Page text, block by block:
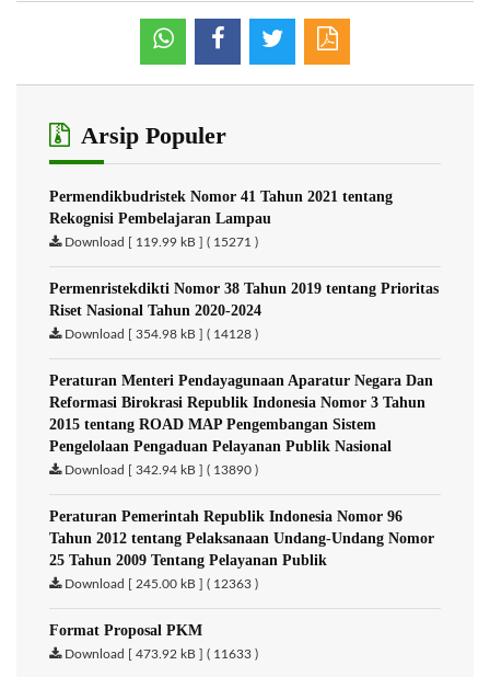
Arsip Populer
Permendikbudristek Nomor 41 Tahun 2021 tentang
Rekognisi Pembelajaran Lampau
Download [ 119.99 kB ] ( 15271 )
Permenristekdikti Nomor 38 Tahun 2019 tentang Prioritas
Riset Nasional Tahun 2020-2024
Download [ 354.98 kB ] ( 14128 )
Peraturan Menteri Pendayagunaan Aparatur Negara Dan
Reformasi Birokrasi Republik Indonesia Nomor 3 Tahun
2015 tentang ROAD MAP Pengembangan Sistem
Pengelolaan Pengaduan Pelayanan Publik Nasional
Download [ 342.94 kB ] ( 13890 )
Peraturan Pemerintah Republik Indonesia Nomor 96
Tahun 2012 tentang Pelaksanaan Undang-Undang Nomor
25 Tahun 2009 Tentang Pelayanan Publik
Download [ 245.00 kB ] ( 12363 )
Format Proposal PKM
Download [ 473.92 kB ] ( 11633 )